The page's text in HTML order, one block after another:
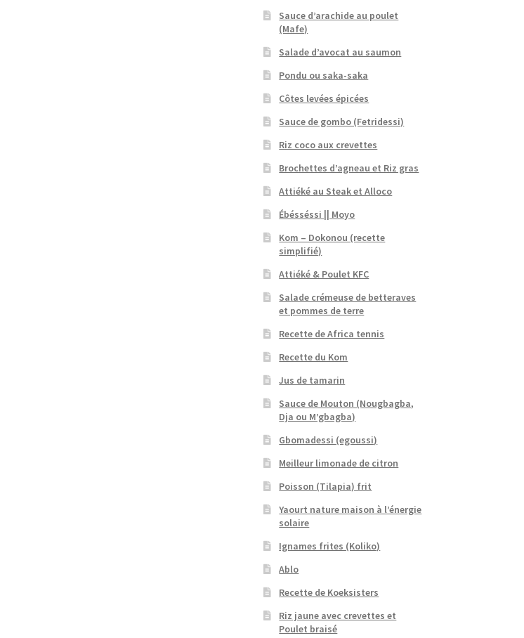
Sauce d’arachide au poulet
(Mafe)
Salade d’avocat au saumon
Pondu ou saka-saka
Côtes levées épicées
Sauce de gombo (Fetridessi)
Riz coco aux crevettes
Brochettes d’agneau et Riz gras
Attiéké au Steak et Alloco
Ébésséssi || Moyo
Kom – Dokonou (recette
simplifié)
Attiéké & Poulet KFC
Salade crémeuse de betteraves
et pommes de terre
Recette de Africa tennis
Recette du Kom
Jus de tamarin
Sauce de Mouton (Nougbagba,
Dja ou M’gbagba)
Gbomadessi (egoussi)
Meilleur limonade de citron
Poisson (Tilapia) frit
Yaourt nature maison à l’énergie
solaire
Ignames frites (Koliko)
Ablo
Recette de Koeksisters
Riz jaune avec crevettes et
Poulet braisé